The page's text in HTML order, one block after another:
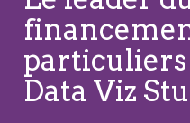
particuliers
Data Viz